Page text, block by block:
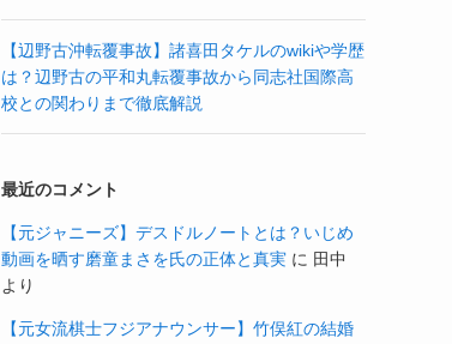
【辺野古沖転覆事故】諸喜田タケルのwikiや学歴
は？辺野古の平和丸転覆事故から同志社国際高
校との関わりまで徹底解説
最近のコメント
【元ジャニーズ】デスドルノートとは？いじめ
動画を晒す磨童まさを氏の正体と真実 に 田中
より
【元女流棋士フジアナウンサー】竹俣紅の結婚